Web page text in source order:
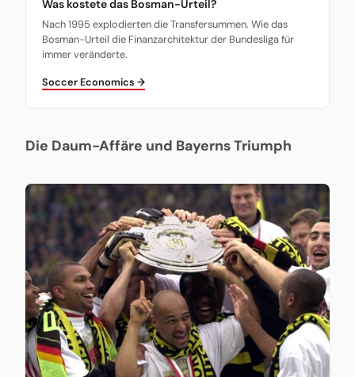
Was kostete das Bosman-Urteil?
Nach 1995 explodierten die Transfersummen. Wie das
Bosman-Urteil die Finanzarchitektur der Bundesliga für
immer veränderte.
Soccer Economics →
Die Daum-Affäre und Bayerns Triumph